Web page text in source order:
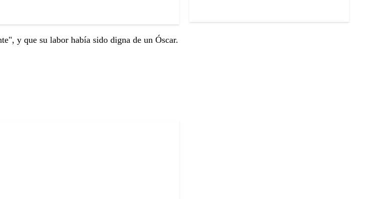
y que su labor había sido digna de un Óscar.